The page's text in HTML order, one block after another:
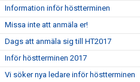
Information inför höstterminen
Missa inte att anmäla er!
Dags att anmäla sig till HT2017
Inför höstterminen 2017
Vi söker nya ledare inför höstterminen